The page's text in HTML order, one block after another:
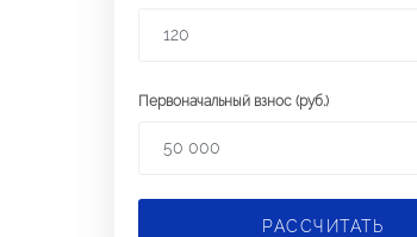
Первоначальный взнос (руб.)
РАССЧИТАТЬ